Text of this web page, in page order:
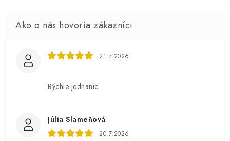
21.7.2026
Rýchle jednanie
Júlia Slameňová
20.7.2026